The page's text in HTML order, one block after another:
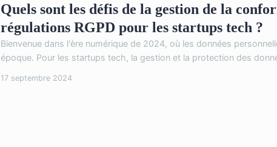
Quels sont les défis de la gestion de la
régulations RGPD pour les startups tech ?
Bienvenue dans l'ère numérique de 2024, où les données
époque. Pour les startups tech, la gestion et la protection des
17 septembre 2024